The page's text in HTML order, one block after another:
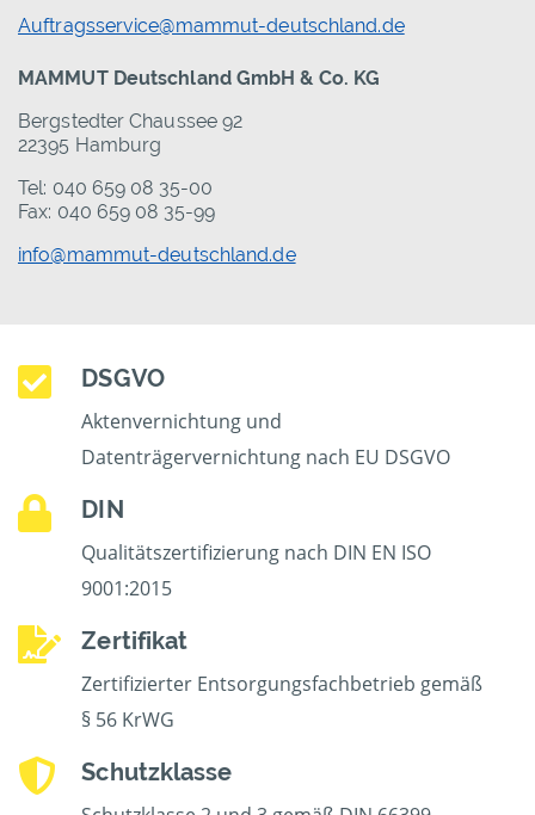
Auftragsservice@mammut-deutschland.de
MAMMUT Deutschland GmbH & Co. KG
Bergstedter Chaussee 92
22395 Hamburg
Tel: 040 659 08 35-00
Fax: 040 659 08 35-99
info@mammut-deutschland.de
DSGVO
Aktenvernichtung und
Datenträgervernichtung nach EU DSGVO
DIN
Qualitätszertifizierung nach DIN EN ISO
9001:2015
Zertifikat
Zertifizierter Entsorgungsfachbetrieb gemäß
§ 56 KrWG
Schutzklasse